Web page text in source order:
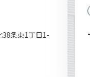
38条東1丁目1-